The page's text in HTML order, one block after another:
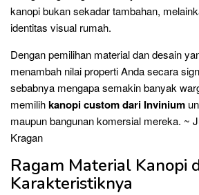
kanopi bukan sekadar tambahan,
identitas visual rumah.
Dengan pemilihan material dan desain
menambah nilai properti Anda secara
sebabnya mengapa semakin banyak
memilihkanopi custom dari Invinium
maupun bangunan komersial mereka. ~
Kragan
Ragam Material Kanopi
Karakteristiknya